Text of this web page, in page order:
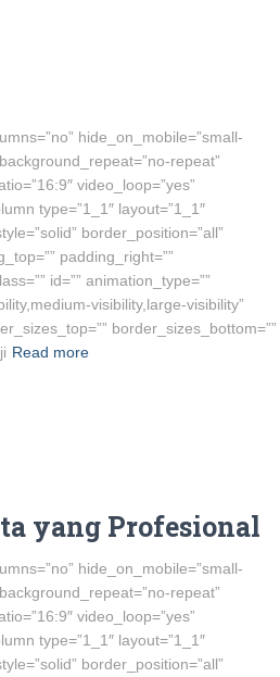
hide_on_mobile=”small-
repeat”
video_loop=”yes”
type=”1_1″ layout=”1_1″
border_position=”all”
padding_right=””
id=”” animation_type=””
visibility,large-visibility”
border_sizes_bottom=””
Read more
yang Profesional
hide_on_mobile=”small-
repeat”
video_loop=”yes”
type=”1_1″ layout=”1_1″
border_position=”all”